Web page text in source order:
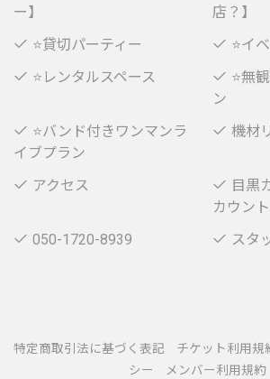
ー】
店？】
⭐貸切パーティー
⭐イ
⭐レンタルスペース
⭐無
ン
⭐バンド付きワンマンラ
イブプラン
機材
アクセス
目黒
カウント
050-1720-8939
スタ
特定商取引法に基づく表記 チケット利用規
シー
メンバー利用規約